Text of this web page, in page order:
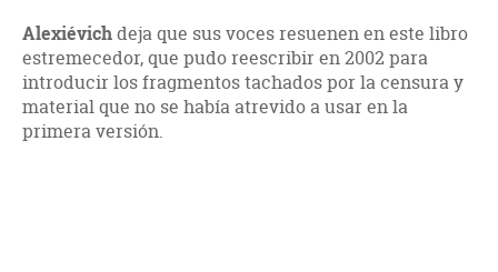
Alexiévichdeja que sus voces resuenen en este libro
estremecedor, que pudo reescribir en 2002 para
introducir los fragmentos tachados por la censura y
material que no se había atrevido a usar en la
primera versión.